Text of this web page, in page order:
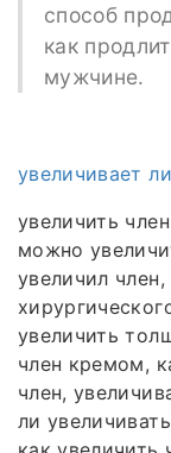
способ
как
мужчине.
увеличивает
увеличить
можно
увеличил
увеличить
член кремом,
член,
ли